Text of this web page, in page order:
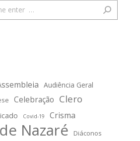
Audiência Geral
Celebração Clero
Covid-19 Crisma
Nazaré
Diáconos